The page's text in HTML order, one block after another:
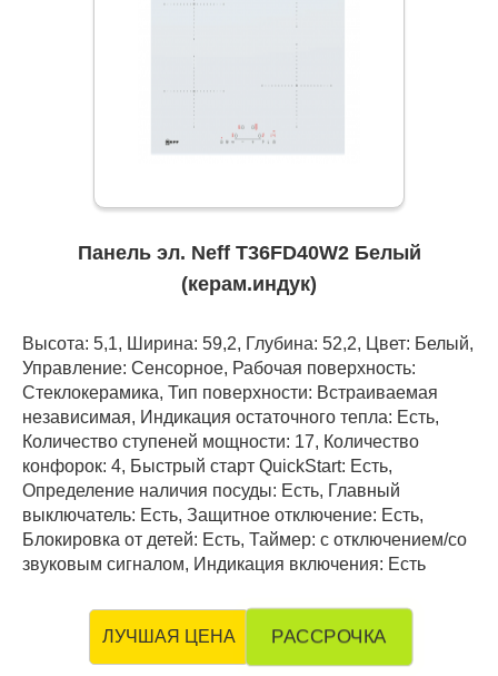
Панель эл. Neff T36FD40W2 Белый
(керам.индук)
Высота: 5,1, Ширина: 59,2, Глубина: 52,2, Цвет: Белый,
Управление: Сенсорное, Рабочая поверхность:
Стеклокерамика, Тип поверхности: Встраиваемая
независимая, Индикация остаточного тепла: Есть,
Количество ступеней мощности: 17, Количество
конфорок: 4, Быстрый старт QuickStart: Есть,
Определение наличия посуды: Есть, Главный
выключатель: Есть, Защитное отключение: Есть,
Блокировка от детей: Есть, Таймер: с отключением/со
звуковым сигналом, Индикация включения: Есть
ЛУЧШАЯ ЦЕНА РАССРОЧКА